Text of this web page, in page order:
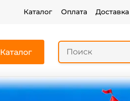
Каталог Оплата Доставка
Каталог